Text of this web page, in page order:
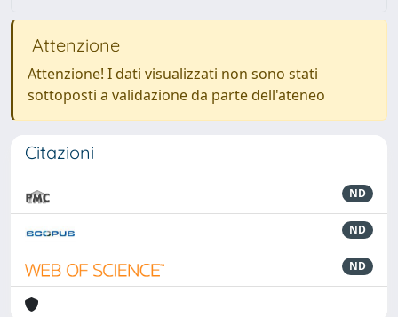
Attenzione
Attenzione! I dati visualizzati non sono stati
sottoposti a validazione da parte dell'ateneo
Citazioni
ND
ND
ND